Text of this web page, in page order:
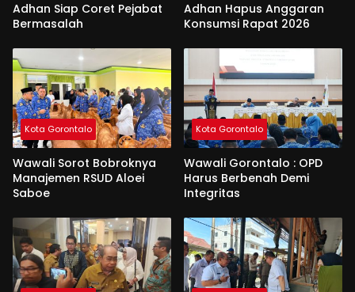
Adhan Siap Coret Pejabat
Bermasalah
Adhan Hapus Anggaran
Konsumsi Rapat 2026
Kota Gorontalo
Wawali Sorot Bobroknya
Manajemen RSUD Aloei
Saboe
Kota Gorontalo
Wawali Gorontalo : OPD
Harus Berbenah Demi
Integritas